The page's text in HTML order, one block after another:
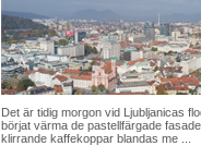
Det är tidig morgon vid Ljubljanicas
börjat värma de pastellfärgade
klirrande kaffekoppar blandas me ...